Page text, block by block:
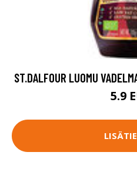
ST.DALFOUR LUOMU
5.9